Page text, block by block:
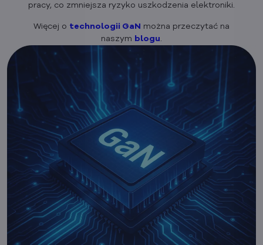
pracy, co zmniejsza ryzyko uszkodzenia elektroniki.
Więcej o technologii GaN można przeczytać na
naszym blogu.